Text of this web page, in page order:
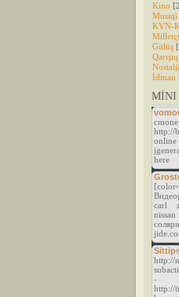
Kino
Musiqi
KVN-
Milletçi
Gülüş
Qarışıq
Nostalji
İdman
MİNI